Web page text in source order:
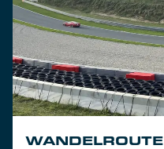
WANDELROUTE